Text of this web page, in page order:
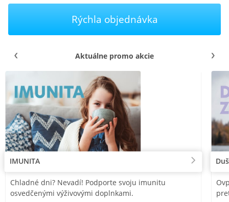
Rýchla objednávka
Aktuálne promo akcie
IMUNITA
Chladné dni? Nevadí! Podporte svoju imunitu
osvedčenými výživovými doplnkami.